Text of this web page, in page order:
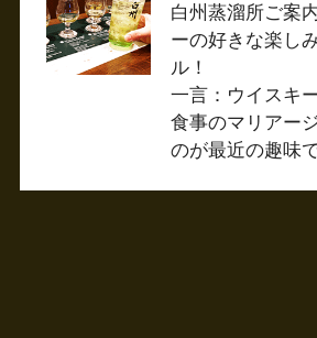
白州蒸溜所ご案
ーの好きな楽し
ル！
一言：ウイスキ
食事のマリアー
のが最近の趣味